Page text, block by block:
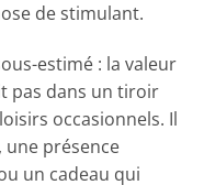
de stimulant.
estimé : la valeur
pas dans un tiroir
occasionnels. Il
présence
un cadeau qui